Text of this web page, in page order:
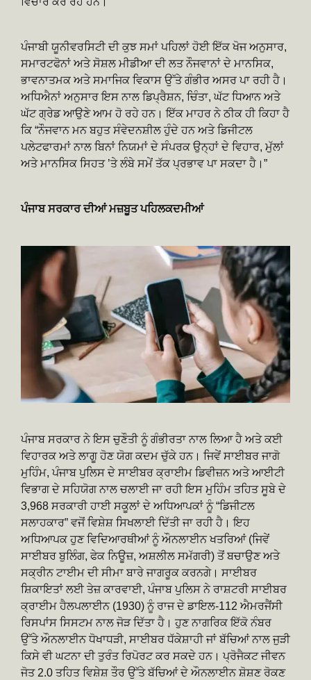
ਪੰਜਾਬੀ ਯੂਨੀਵਰਸਿਟੀ ਦੀ ਕੁਝ ਸਮਾਂ ਪਹਿਲਾਂ ਹੋਈ ਇੱਕ ਖੋਜ ਅਨੁਸਾਰ,
ਸਮਾਰਟਫੋਨਾਂ ਅਤੇ ਸੋਸ਼ਲ ਮੀਡੀਆ ਦੀ ਲਤ ਨੌਜਵਾਨਾਂ ਦੇ ਮਾਨਸਿਕ,
ਭਾਵਨਾਤਮਕ ਅਤੇ ਸਮਾਜਿਕ ਵਿਕਾਸ ਉੱਤੇ ਗੰਭੀਰ ਅਸਰ ਪਾ ਰਹੀ ਹੈ।
ਅਧਿਐਨਾਂ ਅਨੁਸਾਰ ਇਸ ਨਾਲ ਡਿਪ੍ਰੈਸ਼ਨ, ਚਿੰਤਾ, ਘੱਟ ਧਿਆਨ ਅਤੇ
ਘੱਟ ਗ੍ਰੇਡ ਆਉਣੇ ਆਮ ਹੋ ਰਹੇ ਹਨ। ਇੱਕ ਮਾਹਰ ਨੇ ਠੀਕ ਹੀ ਕਿਹਾ ਹੈ
ਕਿ “ਨੌਜਵਾਨ ਮਨ ਬਹੁਤ ਸੰਵੇਦਨਸ਼ੀਲ ਹੁੰਦੇ ਹਨ ਅਤੇ ਡਿਜੀਟਲ
ਪਲੇਟਫਾਰਮਾਂ ਨਾਲ ਬਿਨਾਂ ਨਿਯਮਾਂ ਦੇ ਸੰਪਰਕ ਉਨ੍ਹਾਂ ਦੇ ਵਿਹਾਰ, ਮੁੱਲਾਂ
ਅਤੇ ਮਾਨਸਿਕ ਸਿਹਤ ’ਤੇ ਲੰਬੇ ਸਮੇਂ ਤੱਕ ਪ੍ਰਭਾਵ ਪਾ ਸਕਦਾ ਹੈ।”
ਪੰਜਾਬ ਸਰਕਾਰ ਦੀਆਂ ਮਜ਼ਬੂਤ ਪਹਿਲਕਦਮੀਆਂ
ਪੰਜਾਬ ਸਰਕਾਰ ਨੇ ਇਸ ਚੁਣੌਤੀ ਨੂੰ ਗੰਭੀਰਤਾ ਨਾਲ ਲਿਆ ਹੈ ਅਤੇ ਕਈ
ਵਿਹਾਰਕ ਅਤੇ ਲਾਗੂ ਹੋਣ ਯੋਗ ਕਦਮ ਚੁੱਕੇ ਹਨ। ਜਿਵੇਂ ਸਾਈਬਰ ਜਾਗੋ
ਮੁਹਿੰਮ, ਪੰਜਾਬ ਪੁਲਿਸ ਦੇ ਸਾਈਬਰ ਕ੍ਰਾਈਮ ਡਿਵੀਜ਼ਨ ਅਤੇ ਆਈਟੀ
ਵਿਭਾਗ ਦੇ ਸਹਿਯੋਗ ਨਾਲ ਚਲਾਈ ਜਾ ਰਹੀ ਇਸ ਮੁਹਿੰਮ ਤਹਿਤ ਸੂਬੇ ਦੇ
3,968 ਸਰਕਾਰੀ ਹਾਈ ਸਕੂਲਾਂ ਦੇ ਅਧਿਆਪਕਾਂ ਨੂੰ “ਡਿਜੀਟਲ
ਸਲਾਹਕਾਰ” ਵਜੋਂ ਵਿਸ਼ੇਸ਼ ਸਿਖਲਾਈ ਦਿੱਤੀ ਜਾ ਰਹੀ ਹੈ। ਇਹ
ਅਧਿਆਪਕ ਹੁਣ ਵਿਦਿਆਰਥੀਆਂ ਨੂੰ ਔਨਲਾਈਨ ਖਤਰਿਆਂ (ਜਿਵੇਂ
ਸਾਈਬਰ ਬੁਲਿੰਗ, ਫੇਕ ਨਿਊਜ਼, ਅਸ਼ਲੀਲ ਸਮੱਗਰੀ) ਤੋਂ ਬਚਾਉਣ ਅਤੇ
ਸਕ੍ਰੀਨ ਟਾਈਮ ਦੀ ਸੀਮਾ ਬਾਰੇ ਜਾਗਰੂਕ ਕਰਨਗੇ। ਸਾਈਬਰ
ਸ਼ਿਕਾਇਤਾਂ ਲਈ ਤੇਜ਼ ਕਾਰਵਾਈ, ਪੰਜਾਬ ਪੁਲਿਸ ਨੇ ਰਾਸ਼ਟਰੀ ਸਾਈਬਰ
ਕ੍ਰਾਈਮ ਹੈਲਪਲਾਈਨ (1930) ਨੂੰ ਰਾਜ ਦੇ ਡਾਇਲ-112 ਐਮਰਜੈਂਸੀ
ਰਿਸਪਾਂਸ ਸਿਸਟਮ ਨਾਲ ਜੋੜ ਦਿੱਤਾ ਹੈ। ਹੁਣ ਨਾਗਰਿਕ ਇੱਕੋ ਨੰਬਰ
ਉੱਤੇ ਔਨਲਾਈਨ ਧੋਖਾਧੜੀ, ਸਾਈਬਰ ਧੱਕੇਸ਼ਾਹੀ ਜਾਂ ਬੱਚਿਆਂ ਨਾਲ ਜੁੜੀ
ਕਿਸੇ ਵੀ ਘਟਨਾ ਦੀ ਤੁਰੰਤ ਰਿਪੋਰਟ ਕਰ ਸਕਦੇ ਹਨ। ਪ੍ਰੋਜੈਕਟ ਜੀਵਨ
ਜੋਤ 2.0 ਤਹਿਤ ਵਿਸ਼ੇਸ਼ ਤੌਰ ਉੱਤੇ ਬੱਚਿਆਂ ਦੇ ਔਨਲਾਈਨ ਸ਼ੋਸ਼ਣ ਰੋਕਣ